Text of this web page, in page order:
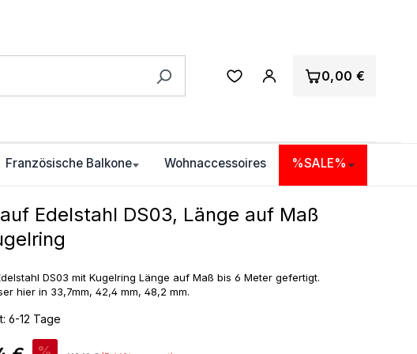
0,00 €
Französische Balkone Wohnaccessoires %SALE%
Edelstahl DS03, Länge auf Maß
DS03 mit Kugelring Länge auf Maß bis 6 Meter gefertigt.
hier in 33,7mm, 42,4 mm, 48,2 mm.
6-12 Tage